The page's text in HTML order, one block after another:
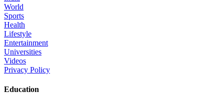
World
Sports
Health
Lifestyle
Entertainment
Universities
Videos
Privacy Policy
Education